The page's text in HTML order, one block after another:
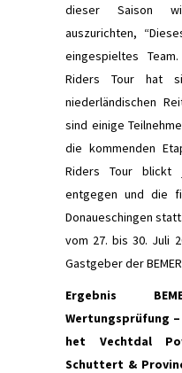
dieser Saison
auszurichten,
eingespieltes
Riders Tour hat
niederländischen
sind einige
die kommenden
Riders Tour
entgegen und die
Donaueschingen
vom 27. bis 30. Juli
Gastgeber der
Ergebnis
Wertungsprüfung –
het Vechtdal
Schuttert &